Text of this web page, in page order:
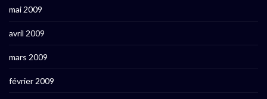
mai 2009
avril 2009
mars 2009
février 2009